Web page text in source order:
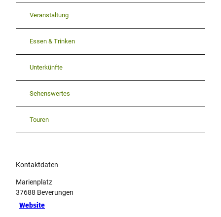
Veranstaltung
Essen & Trinken
Unterkünfte
Sehenswertes
Touren
Kontaktdaten
Marienplatz
37688 Beverungen
Website